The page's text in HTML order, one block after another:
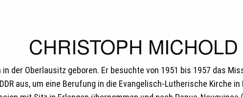
CHRISTOPH MICHOLD
der Oberlausitz geboren. Er besuchte von 1951 bis 1957 das
aus, um eine Berufung in die Evangelisch-Lutherische Kirche